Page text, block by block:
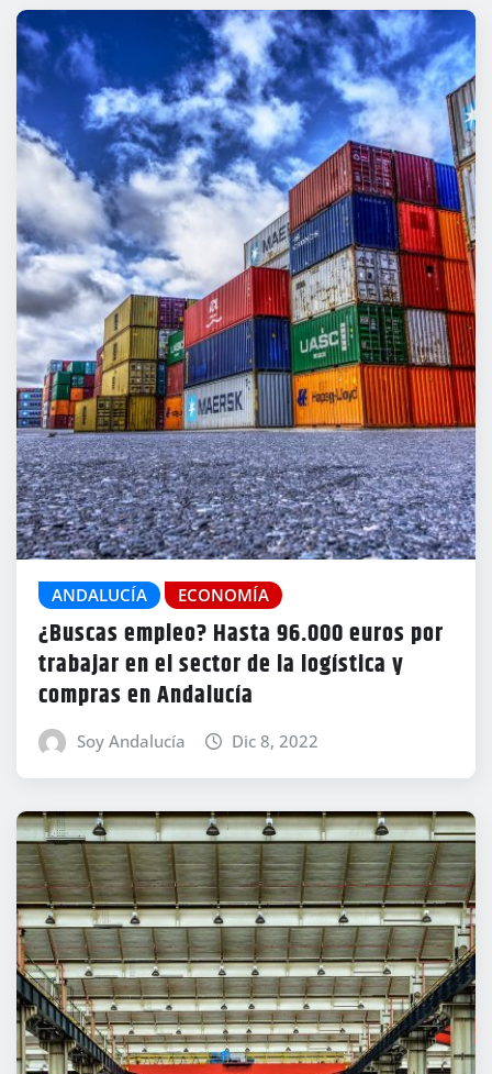
ANDALUCÍA ECONOMÍA
¿Buscas empleo? Hasta 96.000 euros por
trabajar en el sector de la logística y
compras en Andalucía
Soy Andalucía Dic 8, 2022